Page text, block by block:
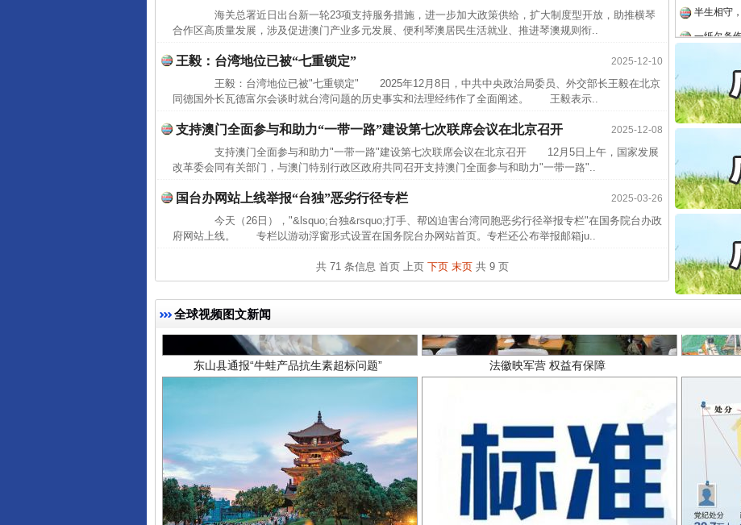
海关总署近日出台新一轮23项支持服务措施，进一步加大政策供给，扩大制度型开放，助推横琴
合作区高质量发展，涉及促进澳门产业多元发展、便利琴澳居民生活就业、推进琴澳规则衔..
2025-12-10
王毅：台湾地位已被“七重锁定”
王毅：台湾地位已被"七重锁定" 2025年12月8日，中共中央政治局委员、外交部长王毅在北京
同德国外长瓦德富尔会谈时就台湾问题的历史事实和法理经纬作了全面阐述。 王毅表示..
2025-12-08
支持澳门全面参与和助力“一带一路”建设第七次联席会议在北京召开
支持澳门全面参与和助力"一带一路"建设第七次联席会议在北京召开 12月5日上午，国家发展
改革委会同有关部门，与澳门特别行政区政府共同召开支持澳门全面参与和助力"一带一路"..
2025-03-26
国台办网站上线举报“台独”恶劣行径专栏
今天（26日），"&lsquo;台独&rsquo;打手、帮凶迫害台湾同胞恶劣行径举报专栏"在国务院台办政
府网站上线。 专栏以游动浮窗形式设置在国务院台办网站首页。专栏还公布举报邮箱ju..
共 71 条信息 首页 上页 下页 末页共 9 页
一纸欠条
26万保费
传销头目
四川省公
中国发起
官方通报
从“无产可
事故致5
全球视频图文新闻
东山县通报“牛蛙产品抗生素超标问题”